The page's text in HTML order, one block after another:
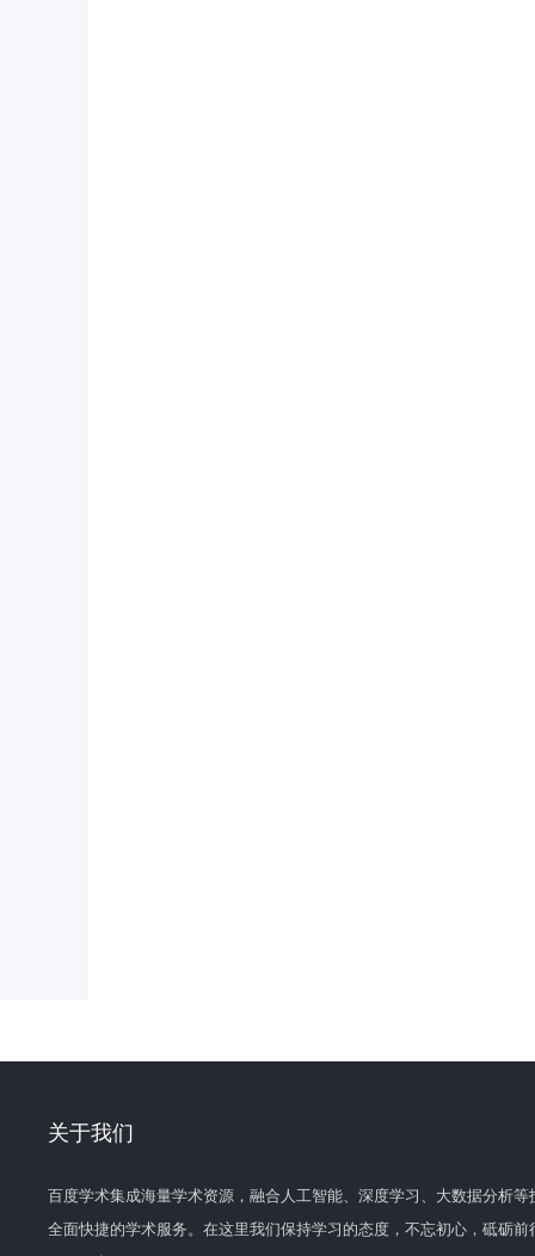
关于我们
百度学术集成海量学术资源，融合人工智能、深度学习、大数据分析
全面快捷的学术服务。在这里我们保持学习的态度，不忘初心，砥砺前